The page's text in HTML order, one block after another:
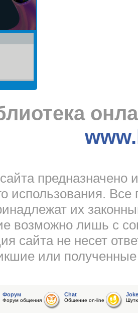
предназначено
использования.
их
возможно лишь с
сайта не несет
или
Форум
Форум общения
Chat
Общение on-line
Joke